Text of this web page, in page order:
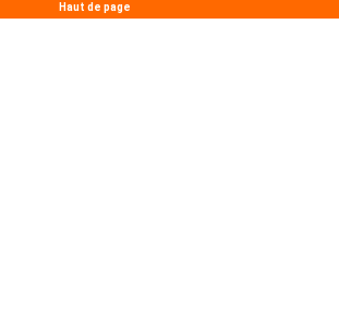
Haut de page